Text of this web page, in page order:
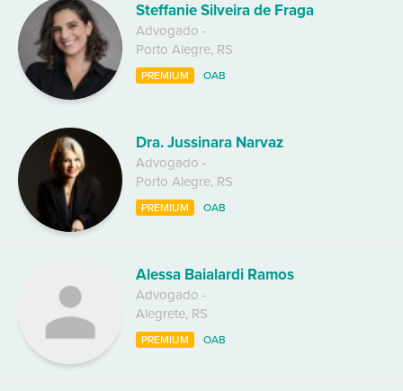
Steffanie Silveira de Fraga
Advogado -
Porto Alegre, RS
PREMIUM OAB
Dra. Jussinara Narvaz
Advogado -
Porto Alegre, RS
PREMIUM OAB
Alessa Baialardi Ramos
Advogado -
Alegrete, RS
PREMIUM OAB